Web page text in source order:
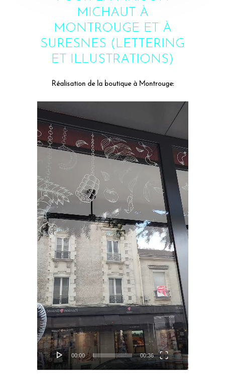
MICHAUT À
MONTROUGE ET À
SURESNES (LETTERING
ET ILLUSTRATIONS)
Réalisation de la boutique à Montrouge:
Lecteur
vidéo
00:00 00:36